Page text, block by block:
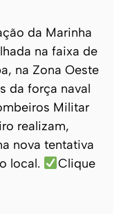
da Marinha
na faixa de
na Zona Oeste
da força naval
Militar
realizam,
nova tentativa
local.
Clique